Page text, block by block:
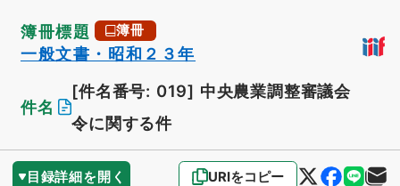
簿冊標題 簿冊
一般文書・昭和２３年
件名
[件名番号: 019] 中央農業調整審議会
令に関する件
目録詳細を開く URIをコピー